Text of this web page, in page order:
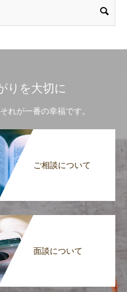
りを大切に
れが一番の幸福です。
ご相談について
面談について